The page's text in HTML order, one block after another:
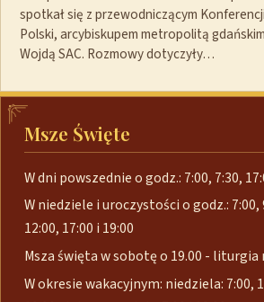
spotkał się z przewodniczącym
Polski, arcybiskupem metropolitą
Wojdą SAC. Rozmowy dotyczyły…
Msze Święte
W dni powszednie o godz.: 7:00, 7:30,
W niedziele i uroczystości o godz.: 7:00,
12:00, 17:00 i 19:00
Msza święta w sobotę o 19.00 - liturgia
W okresie wakacyjnym: niedziela: 7:00,